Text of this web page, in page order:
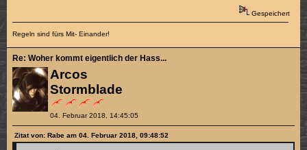
Gespeichert
Regeln sind fürs Mit- Einander!
Arcos
Stormblade
04. Februar 2018, 14:45:05
Re: Woher kommt eigentlich der Hass...
Zitat von: Rabe am 04. Februar 2018, 09:48:52